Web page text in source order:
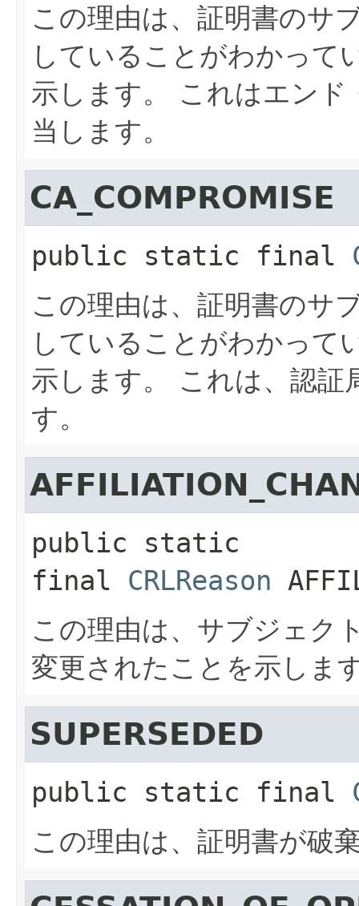
この理由は、証明書のサ
していることがわかって
示します。
これはエンド
当します。
CA_COMPROMISE
public static final
この理由は、証明書のサ
していることがわかって
示します。
これは、認証
す。
public static
final CRLReason
この理由は、サブジェク
変更されたことを示しま
SUPERSEDED
public static final
この理由は、証明書が破